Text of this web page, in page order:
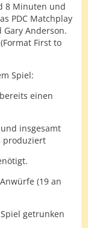
8 Minuten und
PDC Matchplay
Gary Anderson.
First to
Spiel:
einen
insgesamt
produziert
(19 an
getrunken